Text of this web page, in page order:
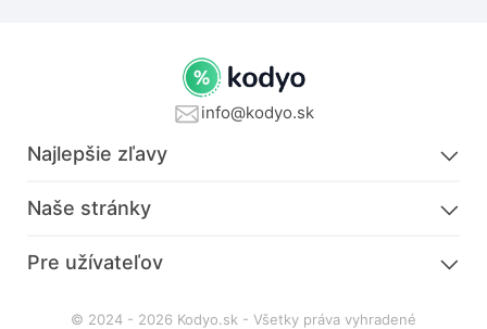
info@kodyo.sk
Najlepšie zľavy
Naše stránky
Pre užívateľov
© 2024 - 2026 Kodyo.sk - Všetky práva vyhradené